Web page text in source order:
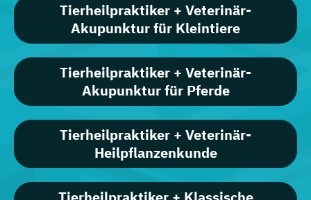
Tierheilpraktiker + Veterinär-
Akupunktur für Kleintiere
Tierheilpraktiker + Veterinär-
Akupunktur für Pferde
Tierheilpraktiker + Veterinär-
Heilpflanzenkunde